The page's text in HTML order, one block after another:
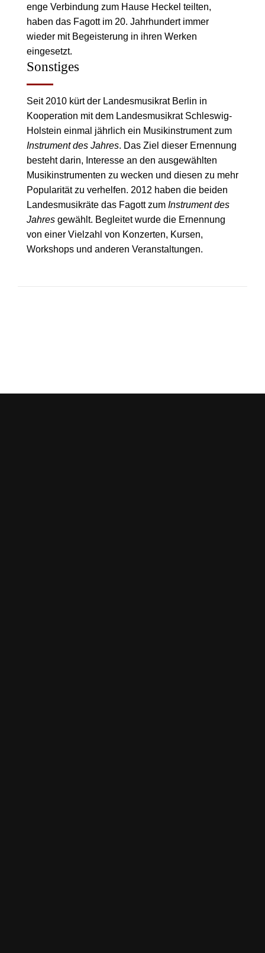
enge Verbindung zum Hause Heckel teilten,
haben das Fagott im 20. Jahrhundert immer
wieder mit Begeisterung in ihren Werken
eingesetzt.
Sonstiges
Seit 2010 kürt der Landesmusikrat Berlin in
Kooperation mit dem Landesmusikrat Schleswig-
Holstein einmal jährlich ein Musikinstrument zum
Instrument des Jahres. Das Ziel dieser Ernennung
besteht darin, Interesse an den ausgewählten
Musikinstrumenten zu wecken und diesen zu mehr
Popularität zu verhelfen. 2012 haben die beiden
Landesmusikräte das Fagott zum Instrument des
Jahres gewählt. Begleitet wurde die Ernennung
von einer Vielzahl von Konzerten, Kursen,
Workshops und anderen Veranstaltungen.